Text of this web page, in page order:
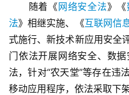
随着《网络安全法》《
法》相继实施、《互联网信
式施行、新技术新应用安全
门依法开展网络安全、数
法，针对“农天堂”等存在违
移动应用程序，依法采取下